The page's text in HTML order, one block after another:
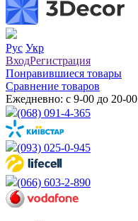
Рус Укр
ВходРегистрация
Понравившиеся товары
Сравнение товаров
Ежедневно: с 9-00 до 20-00
(068) 091-4-365
(093) 025-0-945
(066) 603-2-890